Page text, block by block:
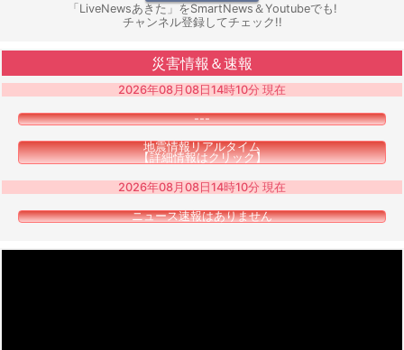
「LiveNewsあきた」をSmartNews＆Youtubeでも!
チャンネル登録してチェック!!
災害情報＆速報
2026年08月08日14時10分 現在
---
地震情報リアルタイム
【詳細情報はクリック】
2026年08月08日14時10分 現在
ニュース速報はありません